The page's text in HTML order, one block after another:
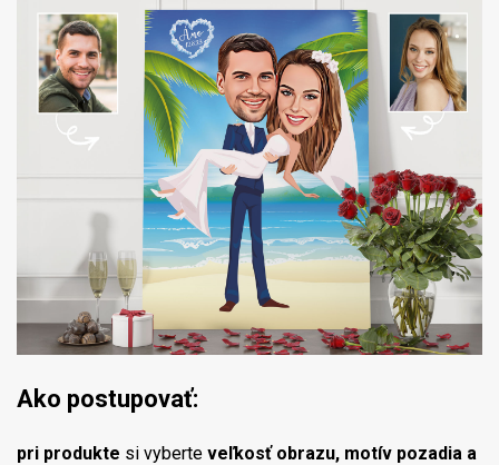
Ako postupovať:
pri produkte si vyberte veľkosť obrazu, motív pozadia a